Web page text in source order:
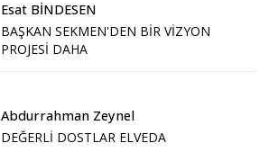
Esat BİNDESEN
BAŞKAN SEKMEN'DEN BİR VİZYON
PROJESİ DAHA
Abdurrahman Zeynel
DEĞERLİ DOSTLAR ELVEDA